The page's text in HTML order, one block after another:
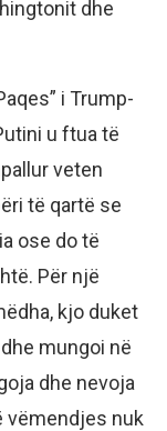
dhe
i Trump-
u ftua të
veten
të qartë se
ose do të
Për një
kjo duket
mungoi në
dhe nevoja
vëmendjes nuk